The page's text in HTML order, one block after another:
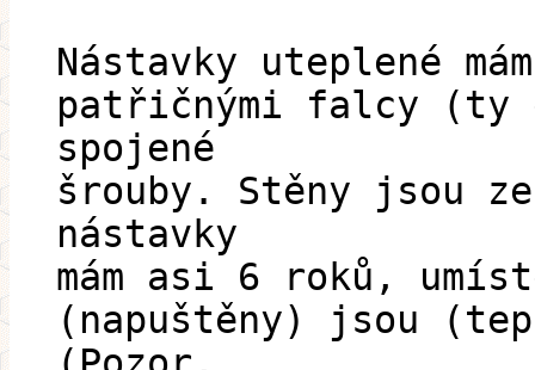
Nástavky uteplené
patřičnými falcy (ty
spojené
šrouby. Stěny jsou
nástavky
mám asi 6 roků,
(napuštěny) jsou